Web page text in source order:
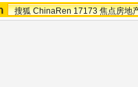
搜狐 ChinaRen 17173 焦点房地